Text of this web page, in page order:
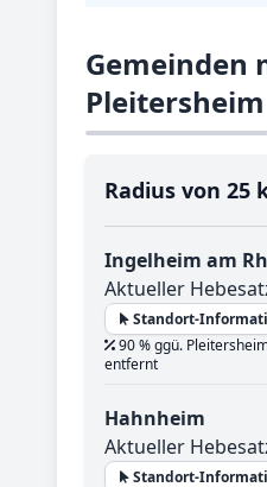
Gemeinden
Pleitersheim
Radius von 25
Ingelheim am
Aktueller
Standort-
90 % ggü.
entfernt
Hahnheim
Aktueller
Standort-